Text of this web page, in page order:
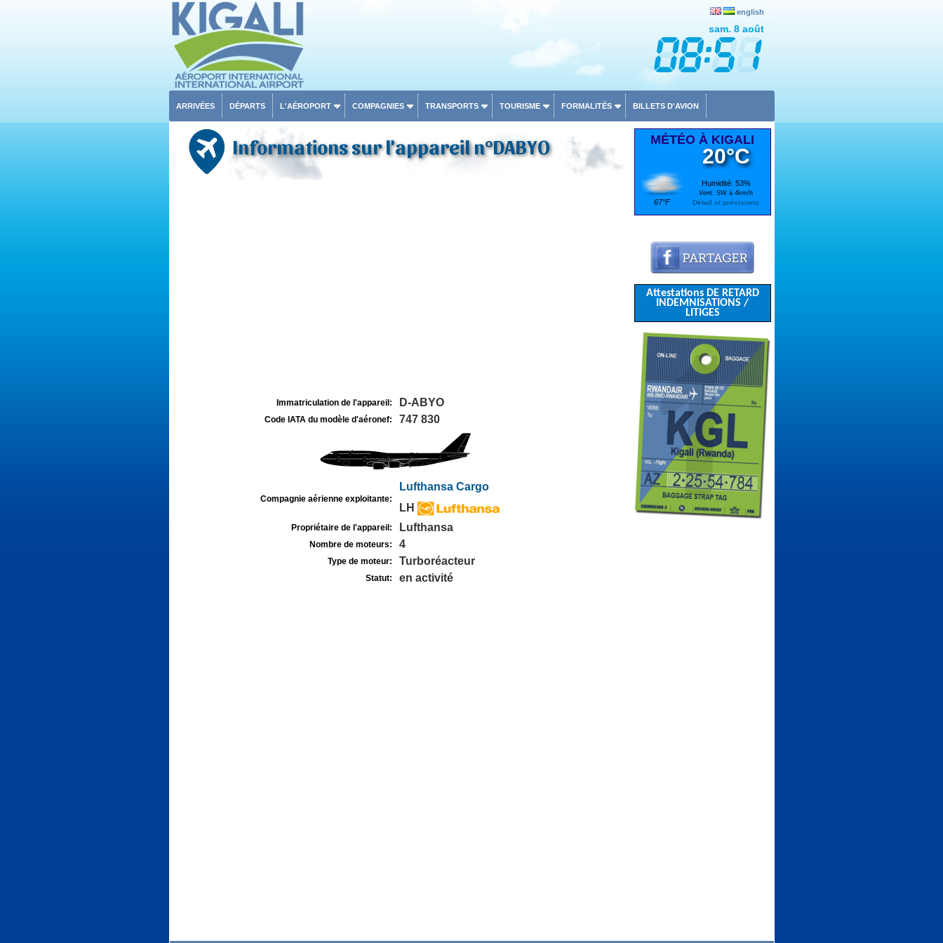
english
sam. 8 août
ARRIVÉES DÉPARTS L'AÉROPORT COMPAGNIES TRANSPORTS TOURISME FORMALITÉS BILLETS D'AVION
Informations sur l'appareil n°DABYO
Immatriculation de l'appareil: D-ABYO
Code IATA du modèle d'aéronef: 747 830
Compagnie aérienne exploitante:
Lufthansa Cargo
LH
Propriétaire de l'appareil: Lufthansa
Nombre de moteurs: 4
Type de moteur: Turboréacteur
Statut: en activité
MÉTÉO À KIGALI
67°F
20°C
Humidité: 53%
Vent: SW à 4km/h
Détail et prévisions
Attestations DE RETARD
INDEMNISATIONS /
LITIGES